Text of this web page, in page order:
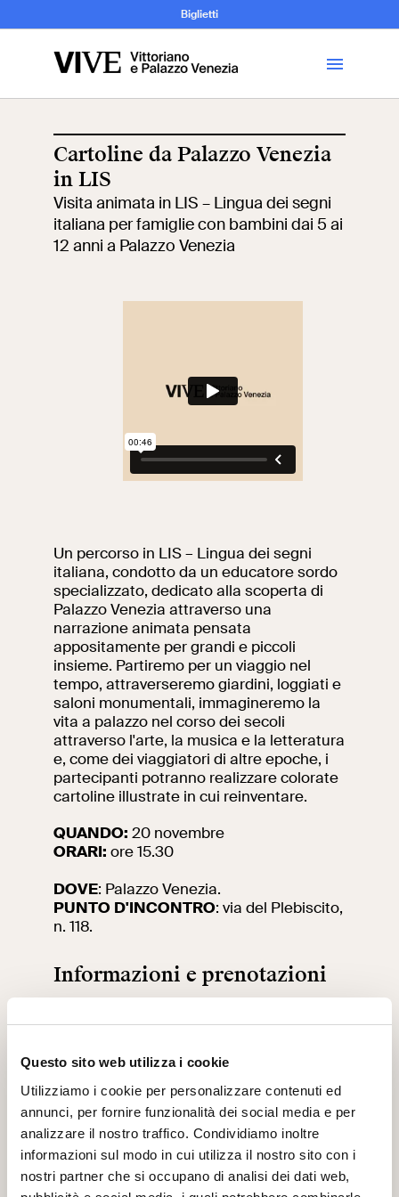
Questo sito web utilizza i cookie
Utilizziamo i cookie per personalizzare contenuti ed
annunci, per fornire funzionalità dei social media e per
analizzare il nostro traffico. Condividiamo inoltre
informazioni sul modo in cui utilizza il nostro sito con i
nostri partner che si occupano di analisi dei dati web,
Visita
Biglietti
Mostre ed eventi
Collegio Romano
Video
Opere
La collezione
del VIVE
Biglietti
Cartoline da Palazzo Venezia
in LIS
Visita animata in LIS – Lingua dei segni
italiana per famiglie con bambini dai 5 ai
12 anni a Palazzo Venezia
Un percorso in LIS – Lingua dei segni
italiana, condotto da un educatore sordo
specializzato, dedicato alla scoperta di
Palazzo Venezia attraverso una
narrazione animata pensata
appositamente per grandi e piccoli
insieme. Partiremo per un viaggio nel
tempo, attraverseremo giardini, loggiati e
saloni monumentali, immagineremo la
vita a palazzo nel corso dei secoli
attraverso l'arte, la musica e la letteratura
e, come dei viaggiatori di altre epoche, i
partecipanti potranno realizzare colorate
cartoline illustrate in cui reinventare.
QUANDO: 20 novembre
ORARI: ore 15.30
DOVE: Palazzo Venezia.
PUNTO D'INCONTRO: via del Plebiscito,
n. 118.
Informazioni e prenotazioni
I visitatori sono invitati a presentarsi 15
minuti prima dell’inizio dell’attività nel
punto d’incontro in via del Plebiscito, n.
118.
Consulta quiil programma delle attività in